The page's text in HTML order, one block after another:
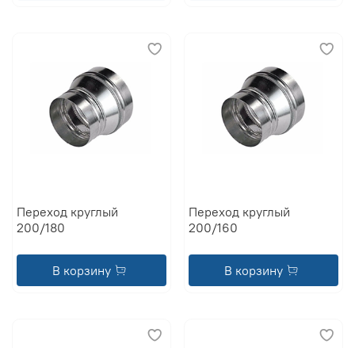
Переход круглый
200/180
В корзину
Переход круглый
200/160
В корзину